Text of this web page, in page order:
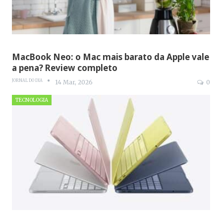
MacBook Neo: o Mac mais barato da Apple vale
a pena? Review completo
JORNAL DO DIA 14 Mar, 2026 0
TECNOLOGIA